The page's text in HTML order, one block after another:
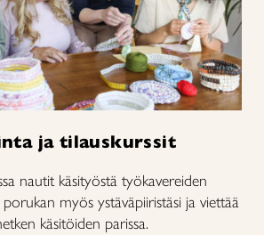
ja tilauskurssit
nautit käsityöstä työkavereiden
myös ystäväpiiristäsi ja viettää
käsitöiden parissa.